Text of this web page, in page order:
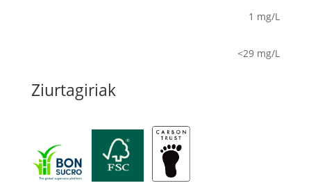
1 mg/L
<29 mg/L
Ziurtagiriak